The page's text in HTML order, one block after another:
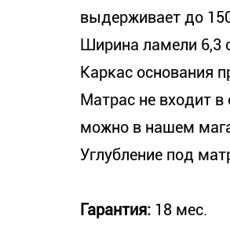
выдерживает до
Ширина ламели 6,3
Каркас основания
Матрас не входит
можно в нашем
Углубление под
Гарантия: 18 мес.